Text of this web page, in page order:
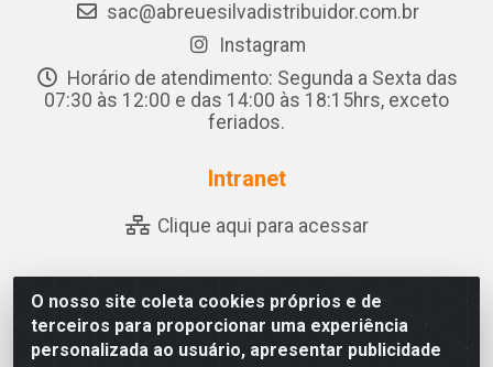
O nosso site coleta cookies próprios e de
terceiros para proporcionar uma experiência
personalizada ao usuário, apresentar publicidade
sac@abreuesilvadistribuidor.com.br
Instagram
Horário de atendimento: Segunda a Sexta das
07:30 às 12:00 e das 14:00 às 18:15hrs, exceto
feriados.
Intranet
Clique aqui para acessar
Abreu & Silva - Rua Padre Jose de Souza Leite, 265 -
Ariado, Olho D'Água das Flores/AL - CEP 57.442-000 -
CNPJ 04.790.656/0001-06